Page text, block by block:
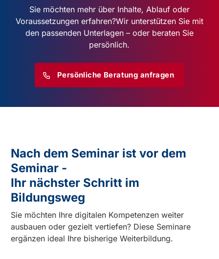
Sie möchten mehr über Inhalte, Ablauf oder
Voraussetzungen erfahren?Wir unterstützen Sie mit
den passenden Unterlagen – oder beraten Sie
persönlich.
Persönliche Beratung anfragen
Nach dem Seminar ist vor dem
Seminar -
Ihr nächster Schritt im
Bildungsweg
Sie möchten Ihre digitalen Kompetenzen weiter
ausbauen oder gezielt vertiefen? Diese Seminare
ergänzen ideal Ihre bisherige Weiterbildung.